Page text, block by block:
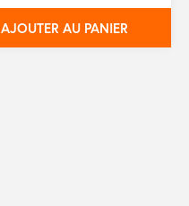
AJOUTER AU PANIER